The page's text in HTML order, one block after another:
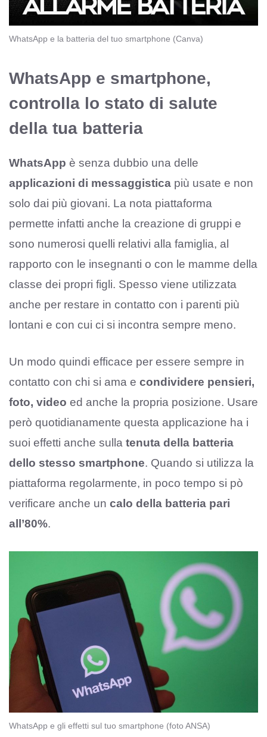
WhatsApp e la batteria del tuo smartphone (Canva)
WhatsApp e smartphone,
controlla lo stato di salute
della tua batteria
WhatsApp è senza dubbio una delle
applicazioni di messaggistica più usate e non
solo dai più giovani. La nota piattaforma
permette infatti anche la creazione di gruppi e
sono numerosi quelli relativi alla famiglia, al
rapporto con le insegnanti o con le mamme della
classe dei propri figli. Spesso viene utilizzata
anche per restare in contatto con i parenti più
lontani e con cui ci si incontra sempre meno.
Un modo quindi efficace per essere sempre in
contatto con chi si ama e condividere pensieri,
foto, video ed anche la propria posizione. Usare
però quotidianamente questa applicazione ha i
suoi effetti anche sulla tenuta della batteria
dello stesso smartphone. Quando si utilizza la
piattaforma regolarmente, in poco tempo si pò
verificare anche un calo della batteria pari
all’80%.
WhatsApp e gli effetti sul tuo smartphone (foto ANSA)